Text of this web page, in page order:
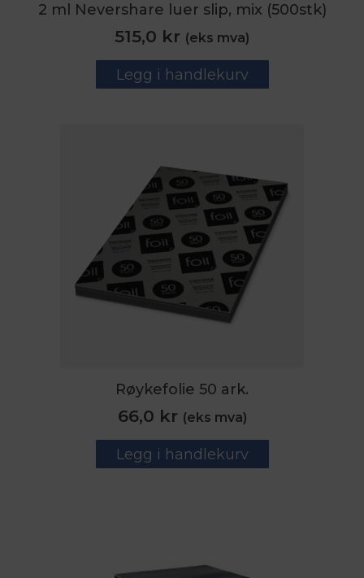
2 ml Nevershare luer slip, mix (500stk)
515,0 kr (eks mva)
Legg i handlekurv
Røykefolie 50 ark.
66,0 kr (eks mva)
Legg i handlekurv